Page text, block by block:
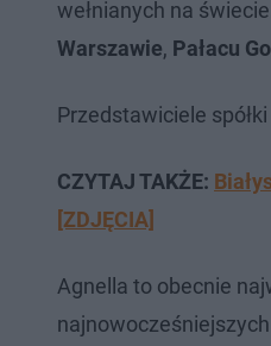
wełnianych na
Warszawie, Pałacu
Przedstawiciele
CZYTAJ TAKŻE:
[ZDJĘCIA]
Agnella to obecnie